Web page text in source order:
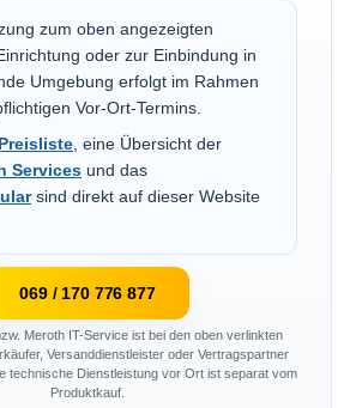
zum oben angezeigten
oder zur Einbindung in
Umgebung erfolgt im Rahmen
Vor-Ort-Termins.
, eine Übersicht der
Services und das
sind direkt auf dieser Website
069 / 170 776 877
Meroth IT-Service ist bei den oben verlinkten
Versanddienstleister oder Vertragspartner
technische Dienstleistung vor Ort ist separat vom
Produktkauf.